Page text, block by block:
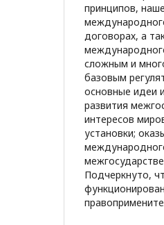
принципов,
договорах, а
сложным и
базовым
основные идеи
развития
интересов
установки;
Подчеркнуто,